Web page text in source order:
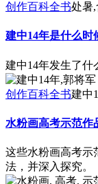
创作百科全书处暑
建中14年是什么时
建中14年发生了什
创作百科全书建中
水粉画高考示范作
这些水粉画高考示
法，并深入探究。